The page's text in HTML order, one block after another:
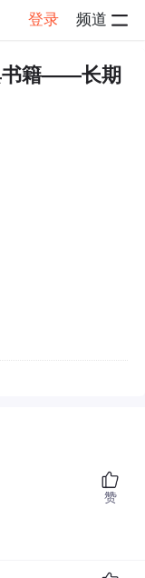
登录 频道
书籍——长期
赞